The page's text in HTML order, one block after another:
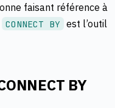
faisant référence à
CONNECT BY est l’outil
BY